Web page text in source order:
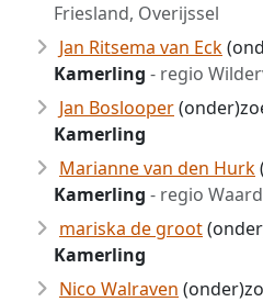
Friesland, Overijssel
Jan Ritsema van Eck
Kamerling - regio
Jan Boslooper
Kamerling
Marianne van den Hurk
Kamerling - regio
mariska de groot
Kamerling
Nico Walraven